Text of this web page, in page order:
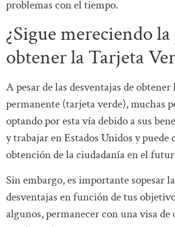
problemas con el tiempo.
¿Sigue mereciendo
obtener la Tarjeta
A pesar de las desventajas de
permanente (tarjeta verde), muchas
optando por esta vía debido a sus
y trabajar en Estados Unidos y puede
obtención de la ciudadanía en el
Sin embargo, es importante sopesar
desventajas en función de tus
algunos, permanecer con una visa